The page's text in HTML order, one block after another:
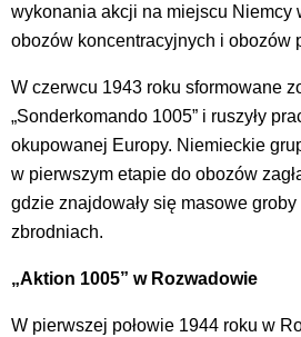
wykonania akcji na miejscu Niemcy
obozów koncentracyjnych i obozów
W czerwcu 1943 roku sformowane
„Sonderkomando 1005” i ruszyły
okupowanej Europy. Niemieckie
w pierwszym etapie do obozów
gdzie znajdowały się masowe
zbrodniach.
„Aktion 1005” w Rozwadowie
W pierwszej połowie 1944 roku w